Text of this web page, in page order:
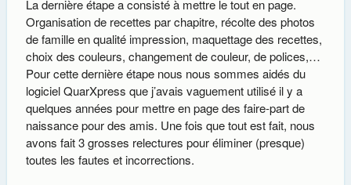
La dernière étape a consisté à mettre le tout en page.
Organisation de recettes par chapitre, récolte des photos
de famille en qualité impression, maquettage des recettes,
choix des couleurs, changement de couleur, de polices,…
Pour cette dernière étape nous nous sommes aidés du
logiciel QuarXpress que j’avais vaguement utilisé il y a
quelques années pour mettre en page des faire-part de
naissance pour des amis. Une fois que tout est fait, nous
avons fait 3 grosses relectures pour éliminer (presque)
toutes les fautes et incorrections.